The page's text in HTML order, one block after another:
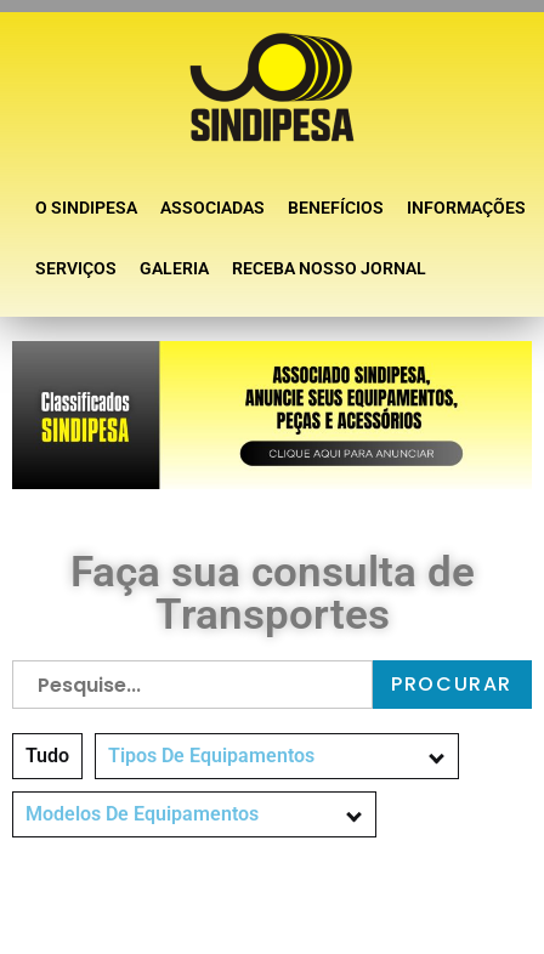
O SINDIPESA ASSOCIADAS BENEFÍCIOS INFORMAÇÕES
SERVIÇOS GALERIA RECEBA NOSSO JORNAL
Faça sua consulta de
Transportes
PROCURAR
Tudo Tipos De Equipamentos
Modelos De Equipamentos